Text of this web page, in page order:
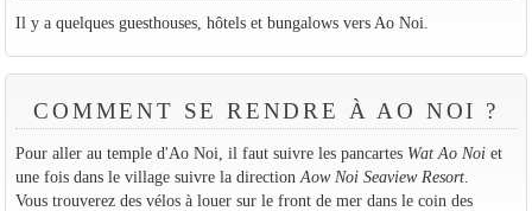
Il y a quelques guesthouses, hôtels et bungalows vers Ao Noi.
COMMENT SE RENDRE À AO NOI ?
Pour aller au temple d'Ao Noi, il faut suivre les pancartes Wat Ao Noiet
une fois dans le village suivre la direction Aow Noi Seaview Resort.
Vous trouverez des vélos à louer sur le front de mer dans le coin des